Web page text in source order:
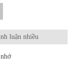
luận nhiều